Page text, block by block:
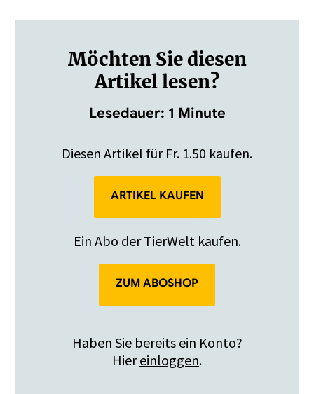
Möchten Sie diesen
Artikel lesen?
Lesedauer: 1 Minute
Diesen Artikel für Fr. 1.50 kaufen.
ARTIKEL KAUFEN
Ein Abo der TierWelt kaufen.
ZUM ABOSHOP
Haben Sie bereits ein Konto?
Hiereinloggen.